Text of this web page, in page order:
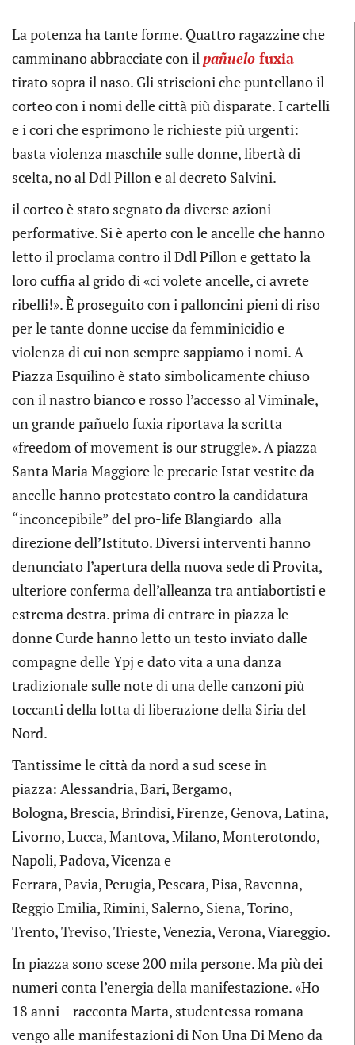
La potenza ha tante forme. Quattro ragazzine che
camminano abbracciate con ilpañuelo fuxia
tirato sopra il naso. Gli striscioni che puntellano il
corteo con i nomi delle città più disparate. I cartelli
e i cori che esprimono le richieste più urgenti:
basta violenza maschile sulle donne, libertà di
scelta, no al Ddl Pillon e al decreto Salvini.
il corteo è stato segnato da diverse azioni
performative. Si è aperto con le ancelle che hanno
letto il proclama contro il Ddl Pillon e gettato la
loro cuffia al grido di«ci volete ancelle, ci avrete
ribelli!». È proseguito con i palloncini pieni di riso
per le tante donne uccise da femminicidio e
violenza di cui non sempre sappiamo i nomi. A
Piazza Esquilino è stato simbolicamente chiuso
con il nastro bianco e rosso l’accesso al Viminale,
un grande pañuelo fuxia riportava la scritta
«freedom of movement is our struggle». A piazza
Santa Maria Maggiore le precarie Istat vestite da
ancelle hanno protestato contro la candidatura
“inconcepibile” del pro-life Blangiardo alla
direzione dell’Istituto. Diversi interventi hanno
denunciato l’apertura della nuova sede di Provita,
ulteriore conferma dell’alleanza tra antiabortisti e
estrema destra. prima di entrare in piazza le
donne Curde hanno letto un testo inviato dalle
compagne delle Ypj e dato vita a una danza
tradizionale sulle note di una delle canzoni più
toccanti della lotta di liberazione della Siria del
Nord.
Tantissime le città da nord a sud scese in
piazza: Alessandria, Bari, Bergamo,
Bologna, Brescia, Brindisi, Firenze, Genova, Latina,
Livorno, Lucca, Mantova, Milano, Monterotondo,
Napoli, Padova, Vicenza e
Ferrara, Pavia, Perugia, Pescara, Pisa, Ravenna,
Reggio Emilia, Rimini, Salerno, Siena, Torino,
Trento, Treviso, Trieste, Venezia, Verona, Viareggio.
In piazza sono scese 200 milapersone. Ma più dei
numeri conta l’energia della manifestazione. «Ho
18 anni – racconta Marta, studentessa romana –
vengo alle manifestazioni di Non Una Di Meno da